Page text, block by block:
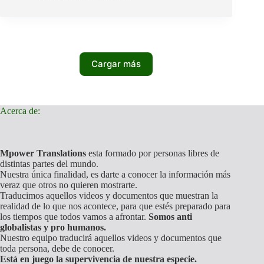
vacunas
en
de
Cargar más
Acerca de:
Mpower Translations esta formado por personas libres de
distintas partes del mundo.
Nuestra única finalidad, es darte a conocer la información más
veraz que otros no quieren mostrarte.
Traducimos aquellos videos y documentos que muestran la
realidad de lo que nos acontece, para que estés preparado para
los tiempos que todos vamos a afrontar. Somos anti
globalistas y pro humanos.
Nuestro equipo traducirá aquellos videos y documentos que
toda persona, debe de conocer.
Está en juego la supervivencia de nuestra especie.